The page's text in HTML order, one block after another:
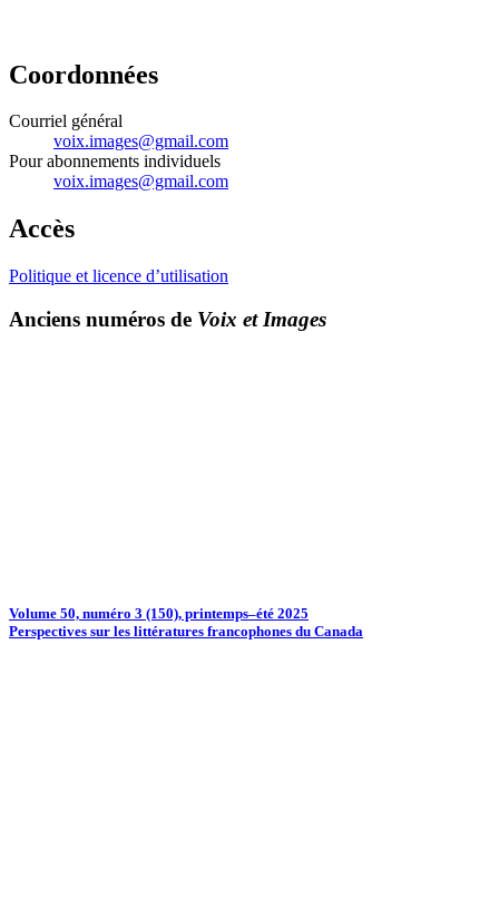
Coordonnées
Courriel général
voix.images@gmail.com
Pour abonnements individuels
voix.images@gmail.com
Accès
Politique et licence d’utilisation
Anciens numéros de Voix et Images
Volume 50, numéro 3 (150), printemps–été 2025
Perspectives sur les littératures francophones du Canada